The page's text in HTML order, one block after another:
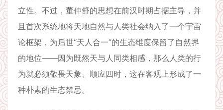
立性。不过，董仲舒的思想在前汉时期占据主导，并
且首次系统地将天地自然与人类社会纳入了一个宇宙
论框架，为后世“天人合一”的生态维度保留了自然界
的地位——因为既然天与人同类相感，那么人类的行
为就必须敬畏天象、顺应四时，这在客观上形成了一
种朴素的生态禁忌。